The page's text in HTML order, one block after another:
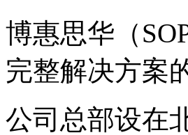
博惠思华（
完整解决方案
公司总部设在